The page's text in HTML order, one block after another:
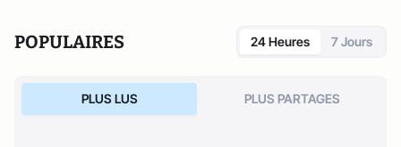
POPULAIRES 24 Heures 7 Jours
PLUS LUS PLUS PARTAGES